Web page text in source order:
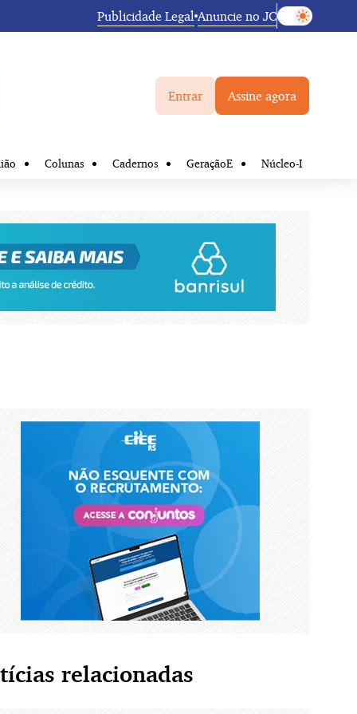
Publicidade Legal Anuncie no JC
Entrar Assine agora
Colunas Cadernos GeraçãoE Núcleo-I
relacionadas